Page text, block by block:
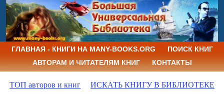
ГЛАВНАЯ - КНИГИ НА MANY-BOOKS.ORG
ПОИСК КНИГ
АВТОРАМ И ЧИТАТЕЛЯМ КНИГ
КОНТАКТЫ
ТОП авторов и книг ИСКАТЬ КНИГУ В БИБЛИОТЕКЕ